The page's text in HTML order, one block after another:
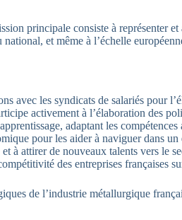
principale consiste à représenter
et même à l’échelle
les syndicats de salariés pour
activement à l’élaboration des
adaptant les
pour les aider à naviguer dans
à attirer de nouveaux talents vers le
des entreprises françaises
de l’industrie métallurgique